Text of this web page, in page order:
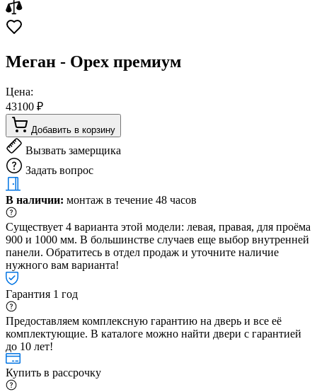
Меган - Орех премиум
Цена:
43100 ₽
Добавить в корзину
Вызвать замерщика
Задать вопрос
В наличии: монтаж в течение 48 часов
Существует 4 варианта этой модели: левая, правая, для проёма
900 и 1000 мм. В большинстве случаев еще выбор внутренней
панели. Обратитесь в отдел продаж и уточните наличие
нужного вам варианта!
Гарантия 1 год
Предоставляем комплексную гарантию на дверь и все её
комплектующие. В каталоге можно найти двери с гарантией
до 10 лет!
Купить в рассрочку